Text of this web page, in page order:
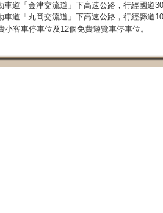
車道「金津交流道」下高速公路，行經國道
車道「丸岡交流道」下高速公路，行經縣道
小客車停車位及12個免費遊覽車停車位。